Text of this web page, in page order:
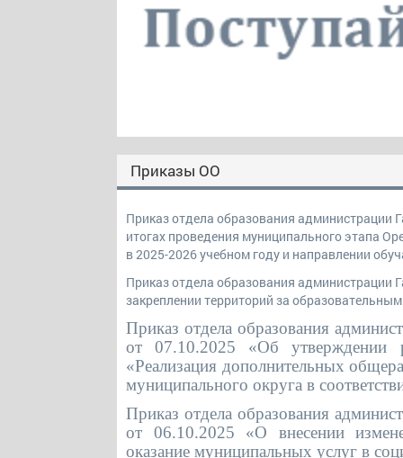
Приказы ОО
Приказ отдела образования администрации
итогах проведения муниципального этапа
в 2025-2026 учебном году и направлении
Приказ отдела образования администрации
закреплении территорий за
Приказ отдела образования
от 07.10.2025 «Об утверждении
«Реализация дополнительных
муниципального округа в
Приказ отдела образования
от 06.10.2025 «О внесении
оказание муниципальных услуг в